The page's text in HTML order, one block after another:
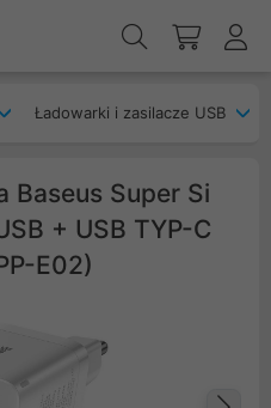
Ładowarki i zasilacze USB
Baseus Super Si
+ USB TYP-C
E02)